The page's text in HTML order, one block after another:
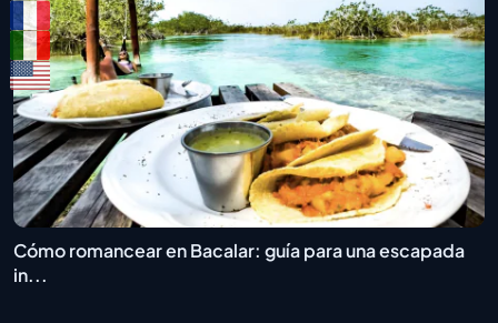
Cómo romancear en Bacalar: guía para una escapada
in...